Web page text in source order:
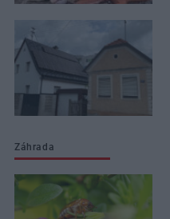
Záhrada